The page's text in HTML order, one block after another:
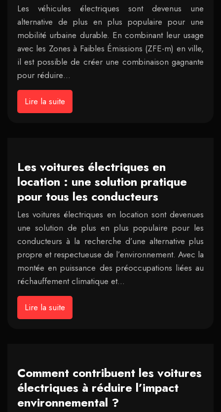
Les véhicules électriques sont devenus une
alternative de plus en plus populaire pour une
mobilité urbaine durable. En combinant leur usage
avec les Zones à Faibles Émissions (ZFE-m) en ville,
il est possible de créer une combinaison gagnante
pour réduire…
Lire la suite
Les voitures électriques en
location : une solution pratique
pour tous les conducteurs
Les voitures électriques en location sont devenues
une solution de plus en plus populaire pour les
conducteurs à la recherche d’une alternative plus
propre et respectueuse de l’environnement. Avec la
montée en puissance des préoccupations liées au
réchauffement climatique et…
Lire la suite
Comment contribuent les voitures
électriques à réduire l’impact
environnemental ?